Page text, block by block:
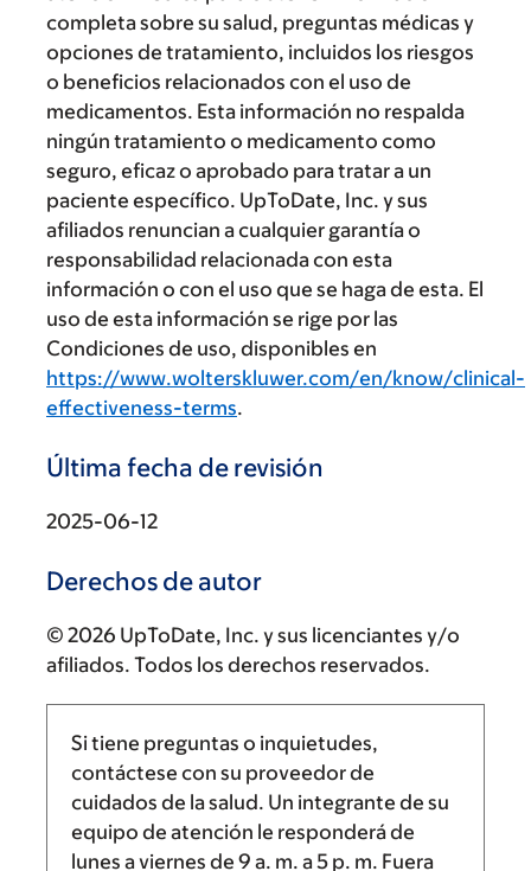
completa sobre su salud, preguntas médicas y
opciones de tratamiento, incluidos los riesgos
o beneficios relacionados con el uso de
medicamentos. Esta información no respalda
ningún tratamiento o medicamento como
seguro, eficaz o aprobado para tratar a un
paciente específico. UpToDate, Inc. y sus
afiliados renuncian a cualquier garantía o
responsabilidad relacionada con esta
información o con el uso que se haga de esta. El
uso de esta información se rige por las
Condiciones de uso, disponibles en
https://www.wolterskluwer.com/en/know/clinical-
effectiveness-terms.
Última fecha de revisión
2025-06-12
Derechos de autor
© 2026 UpToDate, Inc. y sus licenciantes y/o
afiliados. Todos los derechos reservados.
Si tiene preguntas o inquietudes,
contáctese con su proveedor de
cuidados de la salud. Un integrante de su
equipo de atención le responderá de
lunes a viernes de 9 a. m. a5 p. m. Fuera